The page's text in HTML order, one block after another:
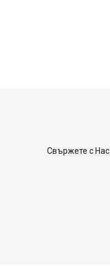
Свържете с Нас